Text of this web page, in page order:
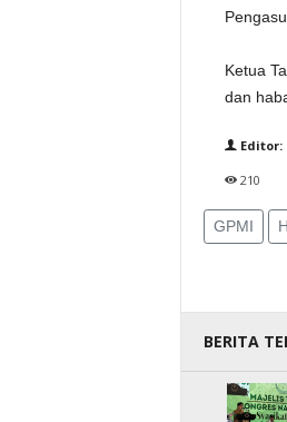
Ketua
dan
Editor:
210
GPMI
BERITA